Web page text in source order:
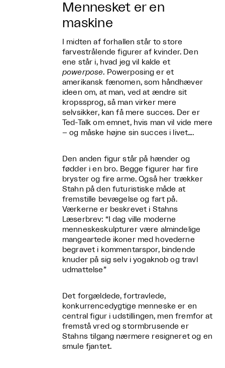
Mennesket er en
maskine
I midten af forhallen står to store
farvestrålende figurer af kvinder. Den
ene står i, hvad jeg vil kalde et
powerpose. Powerposing er et
amerikansk fænomen, som håndhæver
ideen om, at man, ved at ændre sit
kropssprog, så man virker mere
selvsikker, kan få mere succes. Der er
Ted-Talk om emnet, hvis man vil vide mere
– og måske højne sin succes i livet….
Den anden figur står på hænder og
fødder i en bro. Begge figurer har fire
bryster og fire arme. Også her trækker
Stahn på den futuristiske måde at
fremstille bevægelse og fart på.
Værkerne er beskrevet i Stahns
Læserbrev: “I dag ville moderne
menneskeskulpturer være almindelige
mangeartede ikoner med hovederne
begravet i kommentarspor, bindende
knuder på sig selv i yogaknob og travl
udmattelse”
Det forgældede, fortravlede,
konkurrencedygtige menneske er en
central figur i udstillingen, men fremfor at
fremstå vred og stormbrusende er
Stahns tilgang nærmere resigneret og en
smule fjantet.